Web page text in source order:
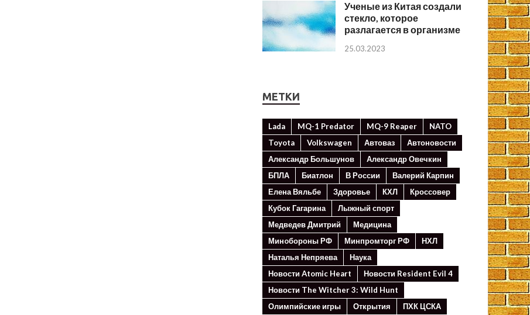
Ученые из Китая создали
стекло, которое
разлагается в организме
25.03.2023
МЕТКИ
Lada MQ-1 Predator MQ-9 Reaper
NATO
Toyota
Volkswagen Автоваз
Автоновости
Александр Большунов
Александр Овечкин
БПЛА
Биатлон В России
Валерий Карпин
Елена Вяльбе
Здоровье КХЛ
Кроссовер
Кубок Гагарина
Лыжный спорт
Медведев Дмитрий
Медицина
Минoбороны РФ
Минпромторг РФ
НХЛ
Наталья Непряева
Наука
Новости Atomic Heart
Новости Resident Evil 4
Новости The Witcher 3: Wild Hunt
Олимпийские игры
Открытия ПХК ЦСКА